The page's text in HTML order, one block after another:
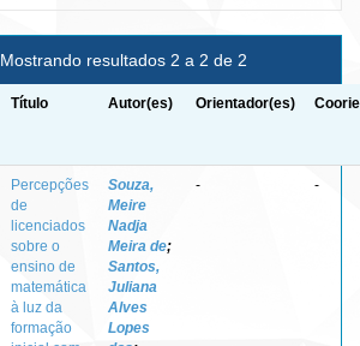
Mostrando resultados 2 a 2 de 2
Título Autor(es) Orientador(es)
Percepções
de
licenciados
sobre o
ensino de
matemática
à luz da
formação
Souza,
Meire
Nadja
Meira de;
Santos,
Juliana
Alves
Lopes
- -